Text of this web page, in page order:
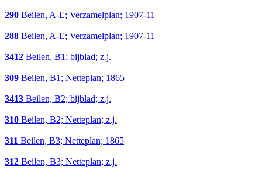
290 Beilen, A-E; Verzamelplan; 1907-11
288 Beilen, A-E; Verzamelplan; 1907-11
3412 Beilen, B1; bijblad; z.j.
309 Beilen, B1; Netteplan; 1865
3413 Beilen, B2; bijblad; z.j.
310 Beilen, B2; Netteplan; z.j.
311 Beilen, B3; Netteplan; 1865
312 Beilen, B3; Netteplan; z.j.